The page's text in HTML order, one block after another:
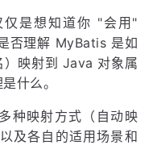
仅是想知道你 "会用"
否理解 MyBatis 是如
）映射到 Java 对象属
什么。
种映射方式（自动映
及各自的适用场景和